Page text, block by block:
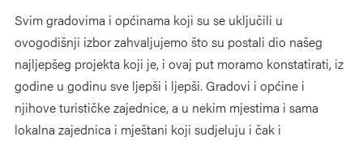
Svim gradovima i općinama koji su se uključili u
ovogodišnji izbor zahvaljujemo što su postali dio našeg
najljepšeg projekta koji je, i ovaj put moramo konstatirati, iz
godine u godinu sve ljepši i ljepši. Gradovi i općine i
njihove turističke zajednice, a u nekim mjestima i sama
lokalna zajednica i mještani koji sudjeluju i čak i